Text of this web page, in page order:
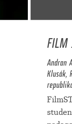
Andran
Klusák,